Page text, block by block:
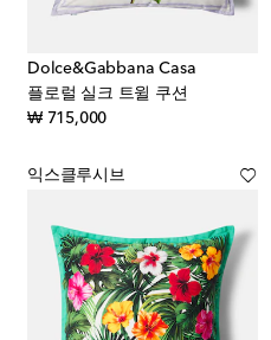
Dolce&Gabbana Casa
플로럴 실크 트윌 쿠션
₩ 715,000original price
익스클루시브